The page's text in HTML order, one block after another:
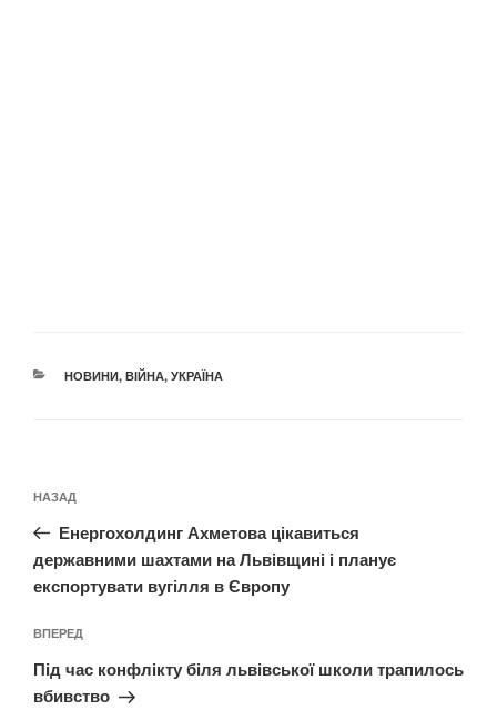
КАТЕГОРІЇ
НОВИНИ, ВІЙНА, УКРАЇНА
записів
Попередній
запис:
НАЗАД
Енергохолдинг Ахметова цікавиться
державними шахтами на Львівщині і планує
експортувати вугілля в Європу
Наступний
запис
ВПЕРЕД
Під час конфлікту біля львівської школи трапилось
вбивство